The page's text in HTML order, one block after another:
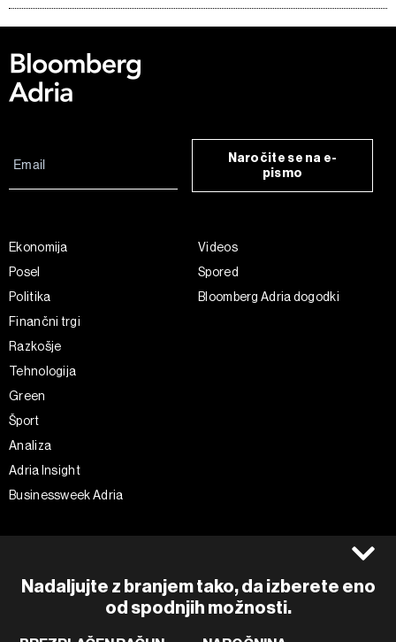
Nadaljujte z branjem tako, da izberete eno
od spodnjih možnosti.
Naročite se na e-
pismo
Ekonomija
Posel
Politika
Finančni trgi
Razkošje
Tehnologija
Green
Šport
Analiza
Adria Insight
Businessweek Adria
Videos
Spored
Bloomberg Adria dogodki
Piškotki
Instagram